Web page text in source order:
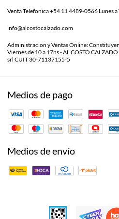
Venta Telefonica +54 11 4489-0566 Lunes a
info@alcostocalzado.com
Administracion y Ventas Online:
Viernes de 10 a 17hs - AL COSTO
srl CUIT 30-71137155-5
Medios de pago
Medios de envío